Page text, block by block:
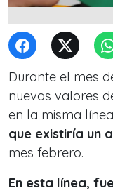
Durante el mes
nuevos valores
en la misma
que existiría un
mes febrero.
En esta línea,